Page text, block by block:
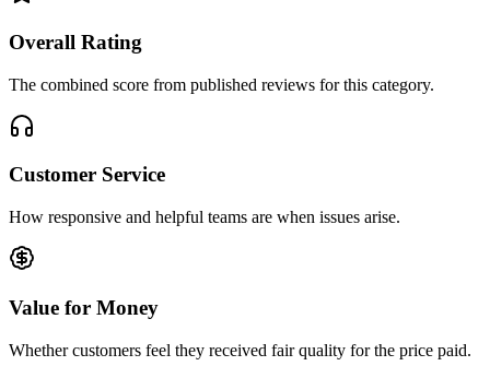
Overall Rating
The combined score from published reviews for this category.
Customer Service
How responsive and helpful teams are when issues arise.
Value for Money
Whether customers feel they received fair quality for the price paid.